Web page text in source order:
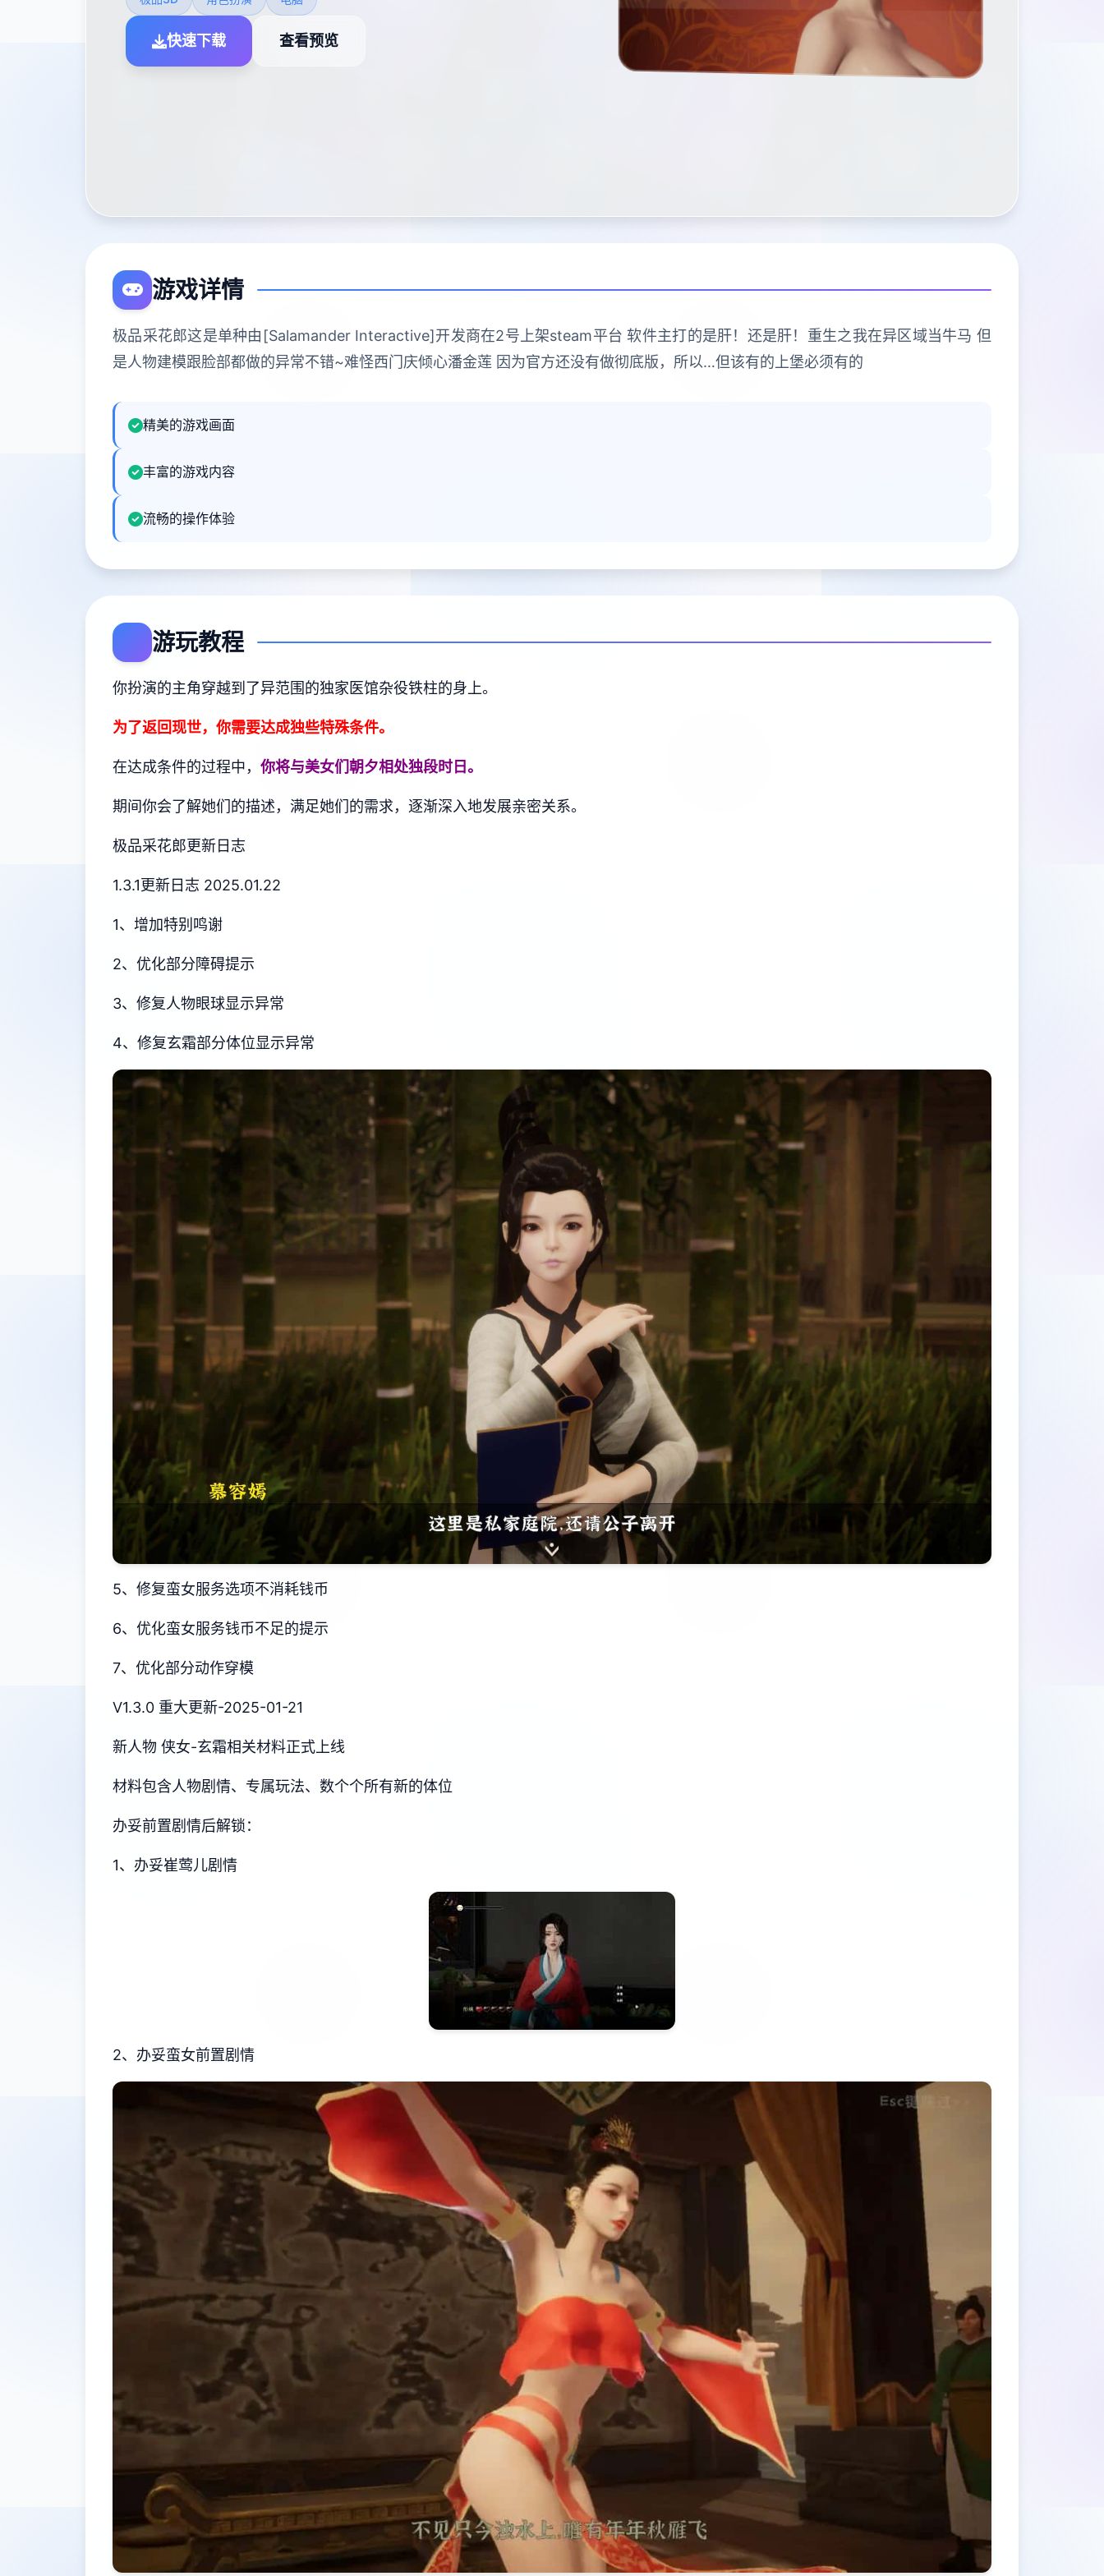
快速下载 查看预览
游戏详情
极品采花郎这是单种由[Salamander Interactive]开发商在2号上架steam平台 软件主打的是肝！还是肝！重生之我在异区域当牛马 但
是人物建模跟脸部都做的异常不错~难怪西门庆倾心潘金莲 因为官方还没有做彻底版，所以…但该有的上堡必须有的
精美的游戏画面
丰富的游戏内容
流畅的操作体验
游玩教程
你扮演的主角穿越到了异范围的独家医馆杂役铁柱的身上。
为了返回现世，你需要达成独些特殊条件。
在达成条件的过程中， 你将与美女们朝夕相处独段时日。
期间你会了解她们的描述，满足她们的需求，逐渐深入地发展亲密关系。
极品采花郎更新日志
1.3.1更新日志 2025.01.22
1、增加特别鸣谢
2、优化部分障碍提示
3、修复人物眼球显示异常
4、修复玄霜部分体位显示异常
5、修复蛮女服务选项不消耗钱币
6、优化蛮女服务钱币不足的提示
7、优化部分动作穿模
V1.3.0 重大更新-2025-01-21
新人物 侠女-玄霜相关材料正式上线
材料包含人物剧情、专属玩法、数个个所有新的体位
办妥前置剧情后解锁：
1、办妥崔莺儿剧情
2、办妥蛮女前置剧情